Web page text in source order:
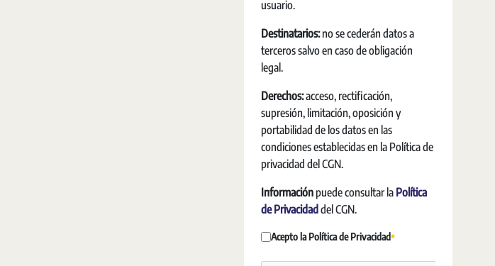
usuario.
Destinatarios:no se cederán datos a
terceros salvo en caso de obligación
legal.
Derechos:acceso, rectificación,
supresión, limitación, oposición y
portabilidad de los datos en las
condiciones establecidas en la Política de
privacidad del CGN.
Información puede consultar la Política
de Privacidad del CGN.
Acepto la Política de Privacidad
Obligatori